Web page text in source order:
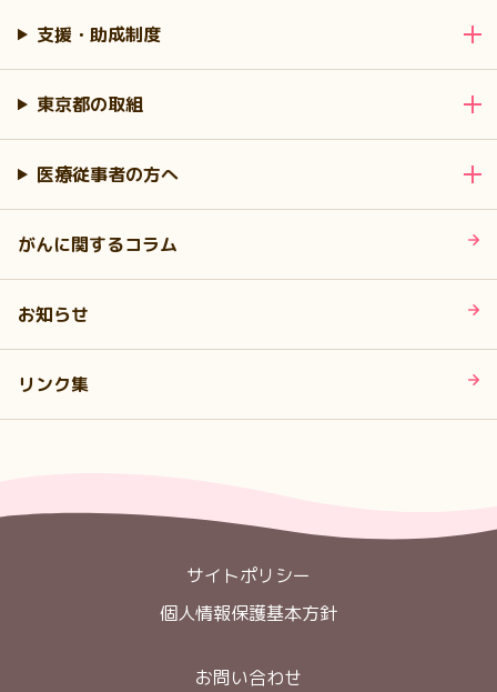
支援・助成制度
東京都の取組
医療従事者の方へ
がんに関するコラム
お知らせ
リンク集
サイトポリシー
個人情報保護基本方針
お問い合わせ